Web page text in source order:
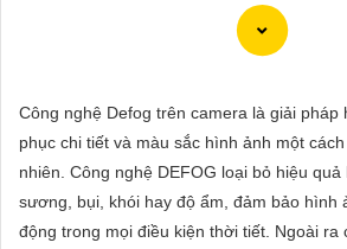
VẤN
DỊCH
VỤ
📹 Camera Chính Hãng
Công nghệ Defog trên camera là giải pháp
phục chi tiết và màu sắc hình ảnh một
nhiên. Công nghệ DEFOG loại bỏ hiệu
sương, bụi, khói hay độ ẩm, đảm bảo hình
động trong mọi điều kiện thời tiết. Ngoài ra